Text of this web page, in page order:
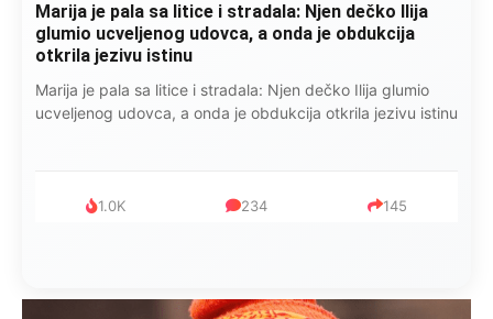
Marija je pala sa litice i stradala: Njen dečko Ilija
glumio ucveljenog udovca, a onda je obdukcija
otkrila jezivu istinu
Marija je pala sa litice i stradala: Njen dečko Ilija glumio
ucveljenog udovca, a onda je obdukcija otkrila jezivu istinu
1.0K 234 145